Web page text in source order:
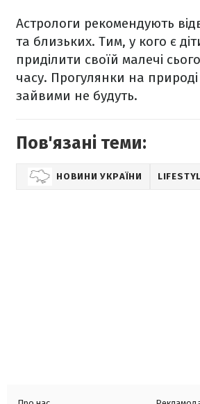
Астрологи рекомендують
та близьких. Тим, у кого є
приділити своїй малечі
часу. Прогулянки на
зайвими не будуть.
Пов'язані теми:
НОВИНИ УКРАЇНИ